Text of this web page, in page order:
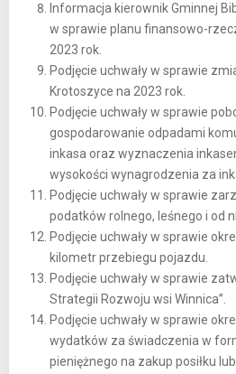
Informacja kierownik Gminnej
w sprawie planu finansowo-
2023 rok.
Podjęcie uchwały w sprawie
Krotoszyce na 2023 rok.
Podjęcie uchwały w sprawie
gospodarowanie odpadami
inkasa oraz wyznaczenia
wysokości wynagrodzenia za
Podjęcie uchwały w sprawie
podatków rolnego, leśnego i od
Podjęcie uchwały w sprawie
kilometr przebiegu pojazdu.
Podjęcie uchwały w sprawie
Strategii Rozwoju wsi Winnica”.
Podjęcie uchwały w sprawie
wydatków za świadczenia w
pieniężnego na zakup posiłku